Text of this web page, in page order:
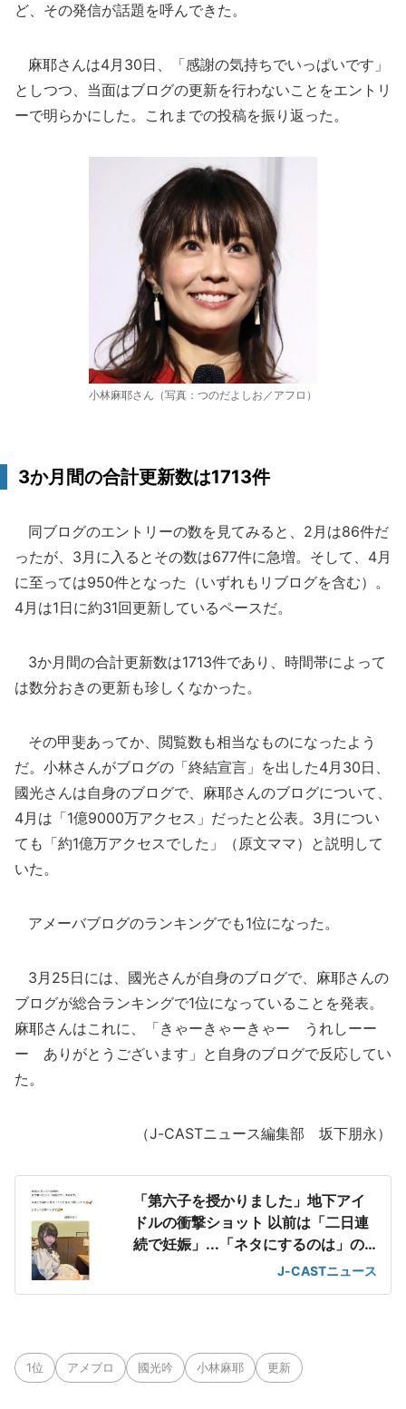
ど、その発信が話題を呼んできた。
麻耶さんは4月30日、「感謝の気持ちでいっぱいです」
としつつ、当面はブログの更新を行わないことをエントリ
ーで明らかにした。これまでの投稿を振り返った。
小林麻耶さん（写真：つのだよしお／アフロ）
3か月間の合計更新数は1713件
同ブログのエントリーの数を見てみると、2月は86件だ
ったが、3月に入るとその数は677件に急増。そして、4月
に至っては950件となった（いずれもリブログを含む）。
4月は1日に約31回更新しているペースだ。
3か月間の合計更新数は1713件であり、時間帯によって
は数分おきの更新も珍しくなかった。
その甲斐あってか、閲覧数も相当なものになったよう
だ。小林さんがブログの「終結宣言」を出した4月30日、
國光さんは自身のブログで、麻耶さんのブログについて、
4月は「1億9000万アクセス」だったと公表。3月につい
ても「約1億万アクセスでした」（原文ママ）と説明して
いた。
アメーバブログのランキングでも1位になった。
3月25日には、國光さんが自身のブログで、麻耶さんの
ブログが総合ランキングで1位になっていることを発表。
麻耶さんはこれに、「きゃーきゃーきゃー うれしーー
ー ありがとうございます」と自身のブログで反応してい
た。
（J-CASTニュース編集部 坂下朋永）
「第六子を授かりました」地下アイ
ドルの衝撃ショット 以前は「二日連
続で妊娠」...「ネタにするのは」の
J-CASTニュース
1位 アメブロ 國光吟 小林麻耶 更新